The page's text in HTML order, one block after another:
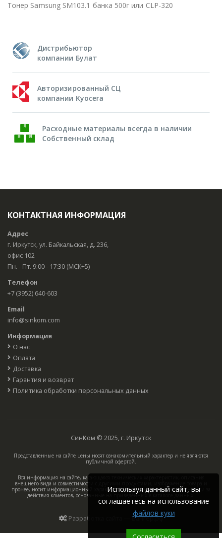
Используя данный сайт, вы
соглашаетесь на использование
файлов куки
Тонер Samsung SM103.1 банка 500г или CLP-320
Дистрибьютор
компании Булат
Авторизированный СЦ
компании Kyocera
Расходные материалы всегда в наличии
Собственный склад
КОНТАКТНАЯ ИНФОРМАЦИЯ
Адрес
г. Иркутск, ул. Байкальская, д. 236,
офис 102
Пн. - Пт. 9:00 - 17:30 (МСК+5)
Телефон
+7 (3952) 640-603
Email
info@sinkom.com
Информация
О нас
Оплата
Доставка
Гарантия и возврат
Политика обработки персональных данных
СинКом © 2025, г. Иркутск
Представленные на сайте цены носят ознакомительный характер и не являются
публичной офертой.
Вся информация на сайте, касающаяся технических характеристик, описания
внешнего вида и совместимости с другими продуктами, изображение товара и
прочее, носит информационный характер, компания не несёт ответственности за
действия клиентов, основанные на приведённых в каталоге данных.
Разработка сайта — Вангер.рф